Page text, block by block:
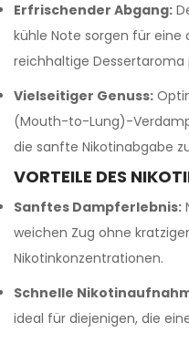
Erfrischender Abgang:
kühle Note sorgen für eine
reichhaltige
Vielseitiger Genuss:
(Mouth-to-Lung)-
die sanfte Nikotinabgabe
VORTEILE DES
Sanftes Dampferlebnis:
weichen Zug ohne
Nikotinkonzentrationen.
Schnelle
ideal für diejenigen, die